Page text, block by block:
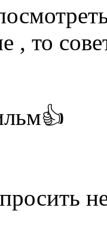
, то
не